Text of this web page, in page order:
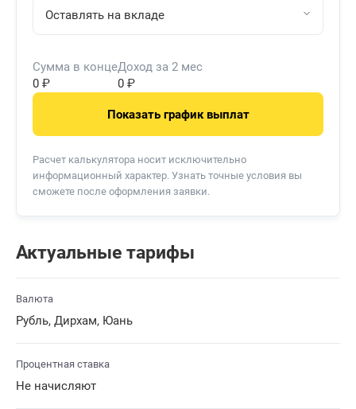
Оставлять на вкладе
Сумма в конце
0 ₽
Доход за 2 мес
0 ₽
Показать график выплат
Расчет калькулятора носит исключительно
информационный характер. Узнать точные условия вы
сможете после оформления заявки.
Актуальные тарифы
Валюта
Рубль, Дирхам, Юань
Процентная ставка
Не начисляют